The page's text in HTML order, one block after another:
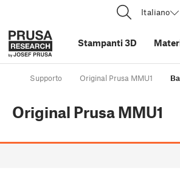
Italiano
Stampanti 3D
Supporto Original Prusa MMU1
Original Prusa MMU1